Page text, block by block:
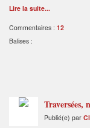
Lire la suite...
Commentaires : 12
Balises :
Traversées,
Publié(e) par